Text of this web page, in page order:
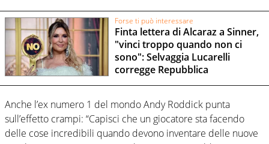
Forse ti può interessare
Finta lettera di Alcaraz a Sinner,
"vinci troppo quando non ci
sono": Selvaggia Lucarelli
corregge Repubblica
Anche l’ex numero 1 del mondo Andy Roddick punta
sull’effetto crampi: “Capisci che un giocatore sta facendo
delle cose incredibili quando devono inventare delle nuove